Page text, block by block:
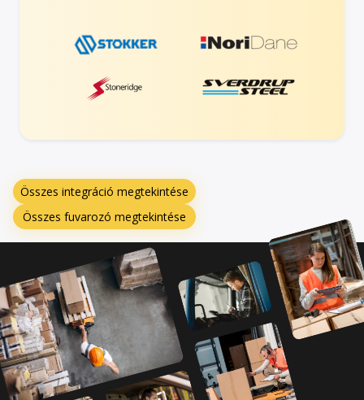
Összes integráció megtekintése
Összes fuvarozó megtekintése